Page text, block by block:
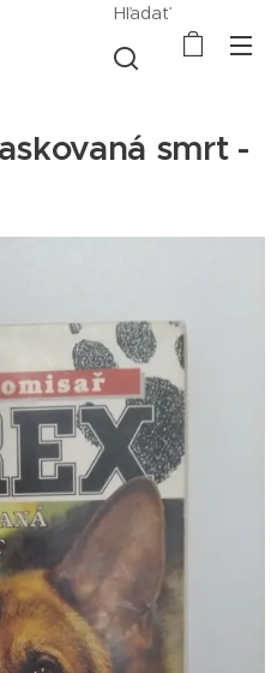
Hľadať
smrt -